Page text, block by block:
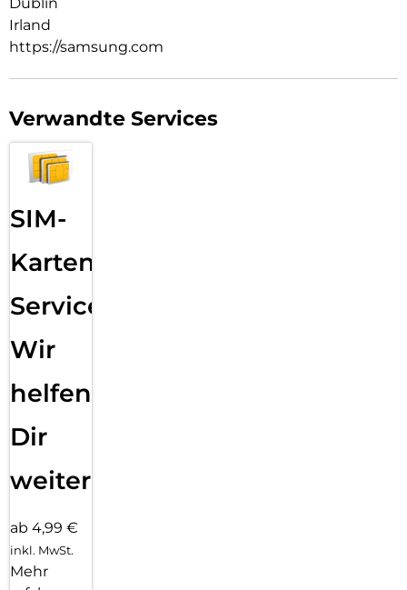
Irland
https://samsung.com
Verwandte Services
SIM-
Karten
Service:
Wir
helfen
Dir
weiter
ab 4,99 €
inkl. MwSt.
Mehr